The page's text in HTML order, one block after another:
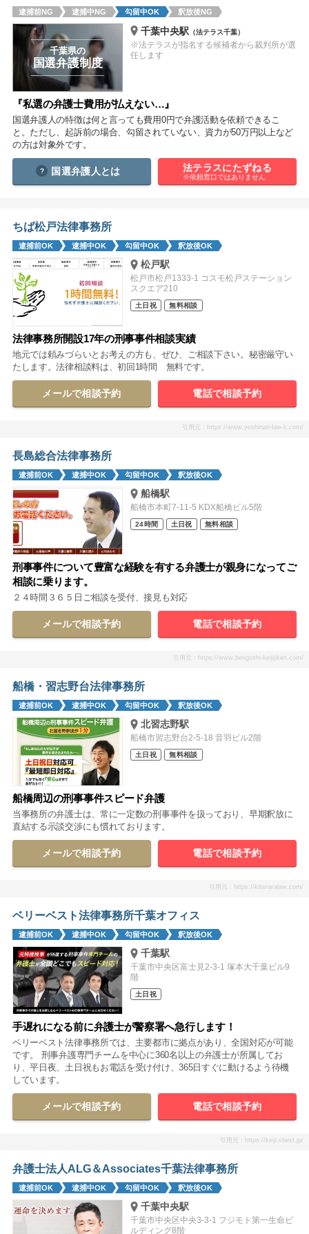
痴漢 盗撮 わいせつ
窃盗 逮捕 示談
逮捕前NG 逮捕中NG 勾留中OK 釈放後NG
千葉県の
国選弁護制度
千葉中央駅 （法テラス千葉）
※法テラスが指名する候補者から裁判所が選
任します
『私選の弁護士費用が払えない…』
国選弁護人の特徴は何と言っても費用0円で弁護活動を依頼できるこ
と。ただし、起訴前の場合、勾留されていない、資力が50万円以上など
の方は対象外です。
国選弁護人とは 法テラスにたずねる
※依頼窓口ではありません
ちば松戸法律事務所
逮捕前OK 逮捕中OK 勾留中OK 釈放後OK
松戸駅
松戸市松戸1333-1 コスモ松戸ステーション
スクエア210
土日祝 無料相談
法律事務所開設17年の刑事事件相談実績
地元では頼みづらいとお考えの方も、ぜひ、ご相談下さい。秘密厳守い
たします。法律相談料は、初回1時間 無料です。
メールで相談予約 電話で相談予約
引用元：https://www.yoshinari-law-k.com/
長島総合法律事務所
逮捕前OK 逮捕中OK 勾留中OK 釈放後OK
船橋駅
船橋市本町7-11-5 KDX船橋ビル5階
24時間 土日祝 無料相談
刑事事件について豊富な経験を有する弁護士が親身になってご
相談に乗ります。
２４時間３６５日ご相談を受付、接見も対応
メールで相談予約 電話で相談予約
引用元：https://www.bengoshi-keijijiken.com/
船橋・習志野台法律事務所
逮捕前OK 逮捕中OK 勾留中OK 釈放後OK
北習志野駅
船橋市習志野台2-5-18 音羽ビル2階
土日祝 無料相談
船橋周辺の刑事事件スピード弁護
当事務所の弁護士は、常に一定数の刑事事件を扱っており、早期釈放に
直結する示談交渉にも慣れております。
メールで相談予約 電話で相談予約
引用元：https://kitanaralaw.com/
ベリーベスト法律事務所千葉オフィス
逮捕前OK 逮捕中OK 勾留中OK 釈放後OK
千葉駅
千葉市中央区富士見2-3-1 塚本大千葉ビル9
階
土日祝
手遅れになる前に弁護士が警察署へ急行します！
ベリーベスト法律事務所では、主要都市に拠点があり、全国対応が可能
です。 刑事弁護専門チームを中心に360名以上の弁護士が所属してお
り、平日夜、土日祝もお電話を受け付け、365日すぐに動けるよう待機
しています。
メールで相談予約 電話で相談予約
引用元：https://keiji.vbest.jp/
弁護士法人ALG＆Associates千葉法律事務所
逮捕前OK 逮捕中OK 勾留中OK 釈放後OK
千葉中央駅
千葉市中央区中央3-3-1 フジモト第一生命ビ
ルディング8階